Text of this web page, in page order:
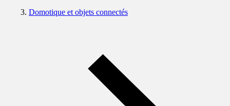
Domotique et objets connectés